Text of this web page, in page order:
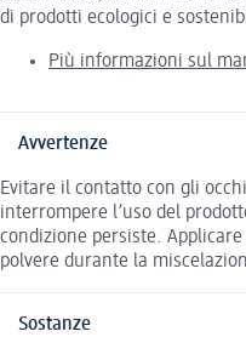
di prodotti ecologici e
Più informazioni sul
Avvertenze
Evitare il contatto con gli
interrompere l’uso del
condizione persiste.
polvere durante la
Sostanze